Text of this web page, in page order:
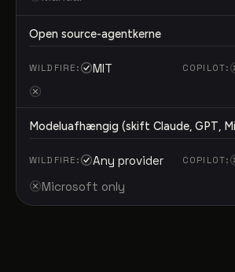
Open source-agentkerne
MIT
Modeluafhængig (skift Claude, GPT,
Any provider
Microsoft only